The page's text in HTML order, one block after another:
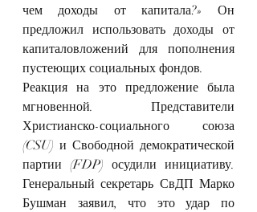
чем доходы от капитала?» Он
предложил использовать доходы от
капиталовложений для пополнения
пустеющих социальных фондов.
Реакция на это предложение была
мгновенной. Представители
Христианско-социального союза
(CSU) и Свободной демократической
партии (FDP) осудили инициативу.
Генеральный секретарь СвДП Марко
Бушман заявил, что это удар по